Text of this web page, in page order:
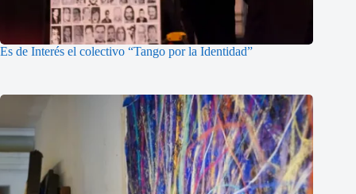
Es de Interés el colectivo “Tango por la Identidad”